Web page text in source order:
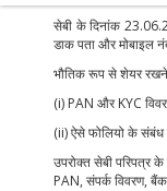
सेबी के दिनांक
डाक पता और मोबाइल
भौतिक रूप से शेयर रखने
(i) PAN और KYC
(ii) ऐसे फोलियो के संबंध
उपरोक्त सेबी परिपत्र
PAN, संपर्क विवरण,